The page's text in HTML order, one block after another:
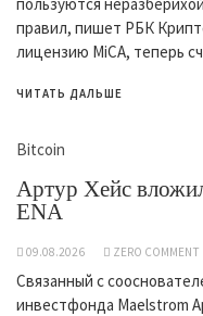
правил, пишет РБК
лицензию MiCA, теперь
ЧИТАТЬ ДАЛЬШЕ
Bitcoin
Артур Хейс
ENA
09.08.2026 ZERO COMMENT
Связанный с
инвестфонда Maelstrom